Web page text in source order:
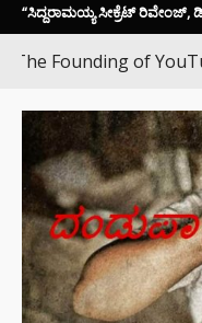
“ಸಿದ್ದರಾಮಯ್ಯ ಸೀಕ್ರೆಟ್ ರಿವೇಂಜ್‌,
Founding of